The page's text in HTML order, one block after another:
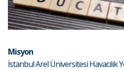
Misyon
İstanbul Arel Üniversitesi